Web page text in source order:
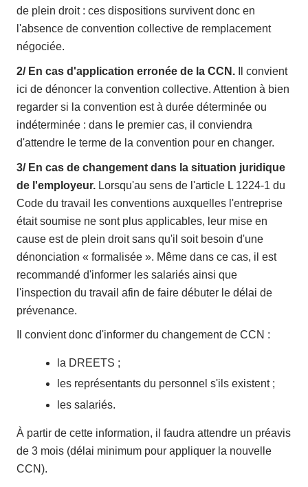
de plein droit : ces dispositions survivent donc en
l'absence de convention collective de remplacement
négociée.
2/ En cas d'application erronée de la CCN. Il convient
ici de dénoncer la convention collective. Attention à bien
regarder si la convention est à durée déterminée ou
indéterminée : dans le premier cas, il conviendra
d'attendre le terme de la convention pour en changer.
3/ En cas de changement dans la situation juridique
de l'employeur. Lorsqu'au sens de l'article L 1224-1 du
Code du travail les conventions auxquelles l'entreprise
était soumise ne sont plus applicables, leur mise en
cause est de plein droit sans qu'il soit besoin d'une
dénonciation « formalisée ». Même dans ce cas, il est
recommandé d'informer les salariés ainsi que
l'inspection du travail afin de faire débuter le délai de
prévenance.
Il convient donc d'informer du changement de CCN :
la DREETS ;
les représentants du personnel s'ils existent ;
les salariés.
À partir de cette information, il faudra attendre un préavis
de 3 mois (délai minimum pour appliquer la nouvelle
CCN).